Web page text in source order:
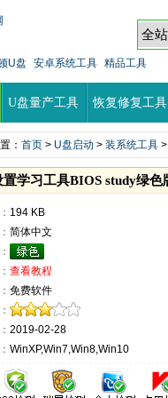
U盘 安卓系统工具 精品工具
U盘量产工具 恢复修复工具
： 首页 > U盘启动 > 装系统工具
置学习工具BIOS study绿色
194 KB
简体中文
查看教程
免费软件
2019-02-28
WinXP,Win7,Win8,Win10